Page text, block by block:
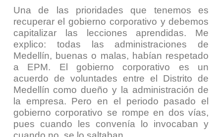
Una de las prioridades que tenemos es
recuperar el gobierno corporativo y debemos
capitalizar las lecciones aprendidas. Me
explico: todas las administraciones de
Medellín, buenas o malas, habían respetado
a EPM. El gobierno corporativo es un
acuerdo de voluntades entre el Distrito de
Medellín como dueño y la administración de
la empresa. Pero en el periodo pasado el
gobierno corporativo se rompe en dos vías,
pues cuando les convenía lo invocaban y